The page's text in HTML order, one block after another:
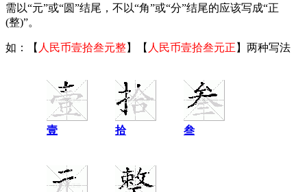
需以“元”或“圆”结尾，不以“角”或“分”结尾的应该写成“正
(整)”。
如：【 人民币壹拾叁元整】【 人民币壹拾叁元正 】两种写法
壹 拾 叁